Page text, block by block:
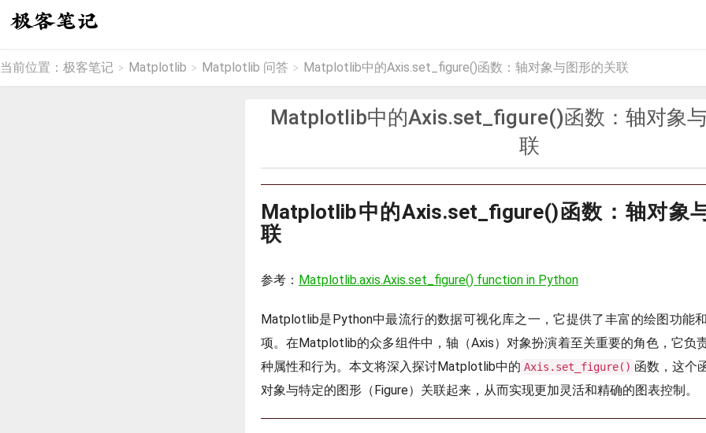
当前位置： 极客笔记 > Matplotlib > Matplotlib 问答 > Matplotlib中的Axis.set_figure()函数：轴对象与图形的关联
Matplotlib中的Axis.set_figure()函数：轴对象
联
Matplotlib中的Axis.set_figure()函数：轴对象
联
参考： Matplotlib.axis.Axis.set_figure() function in Python
Matplotlib是Python中最流行的数据可视化库之一，它提供了丰富的绘图功能
项。在Matplotlib的众多组件中，轴（Axis）对象扮演着至关重要的角色，它负
种属性和行为。本文将深入探讨Matplotlib中的 Axis.set_figure() 函数，这个
对象与特定的图形（Figure）关联起来，从而实现更加灵活和精确的图表控制。